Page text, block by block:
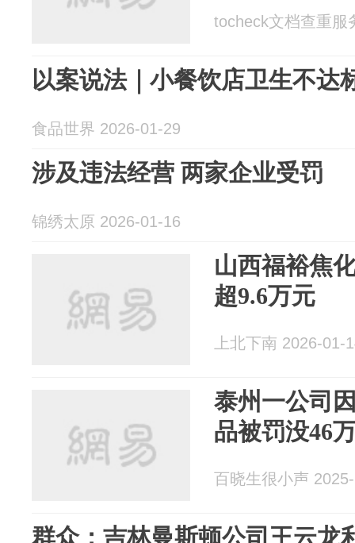
tocheck文档查重服
以案说法｜小餐饮店卫生不达
食品世界 2026-01-29
涉及违法经营 两家企业受罚
锦绣太原 2026-01-16
山西福裕焦
超9.6万元
上北下南 2026-01-
泰州一公司
品被罚没46
百晓生很小声
群众：吉林曼斯顿公司王云龙